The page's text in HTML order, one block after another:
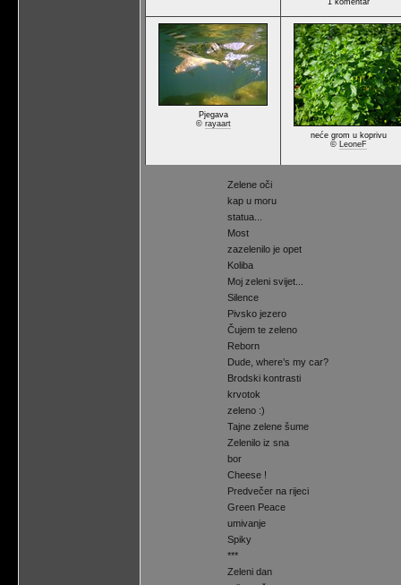
1 komentar
Pjegava
© rayaart
neće grom u koprivu
© LeoneF
Zelene oči
kap u moru
statua...
Most
zazelenilo je opet
Koliba
Moj zeleni svijet...
Silence
Pivsko jezero
Čujem te zeleno
Reborn
Dude, where’s my car?
Brodski kontrasti
krvotok
zeleno :)
Tajne zelene šume
Zelenilo iz sna
bor
Cheese !
Predvečer na rijeci
Green Peace
umivanje
Spiky
***
Zeleni dan